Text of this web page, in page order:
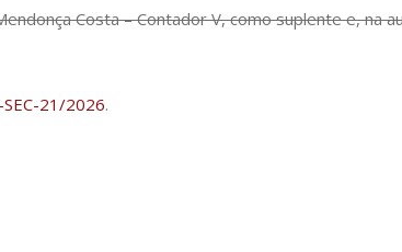
Costa – Contador V, como suplente e,
21/2026.